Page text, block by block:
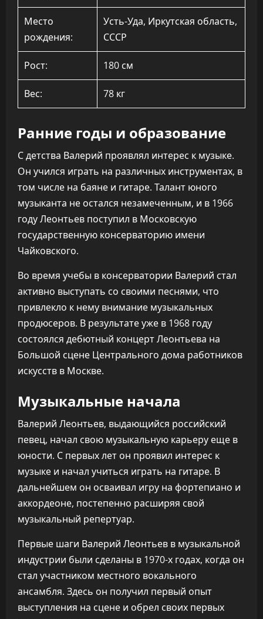
Место
рождения:
Усть-Уда, Иркутская область,
СССР
Рост: 180 см
Вес: 78 кг
Ранние годы и образование
С детства Валерий проявлял интерес к музыке.
Он учился играть на различных инструментах, в
том числе на баяне и гитаре. Талант юного
музыканта не остался незамеченным, и в 1966
году Леонтьев поступил в Московскую
государственную консерваторию имени
Чайковского.
Во время учебы в консерватории Валерий стал
активно выступать со своими песнями, что
привлекло к нему внимание музыкальных
продюсеров. В результате уже в 1968 году
состоялся дебютный концерт Леонтьева на
Большой сцене Центрального дома работников
искусств в Москве.
Музыкальные начала
Валерий Леонтьев, выдающийся российский
певец, начал свою музыкальную карьеру еще в
юности. С первых лет он проявил интерес к
музыке и начал учиться играть на гитаре. В
дальнейшем он осваивал игру на фортепиано и
аккордеоне, постепенно расширяя свой
музыкальный репертуар.
Первые шаги Валерий Леонтьев в музыкальной
индустрии были сделаны в 1970-х годах, когда он
стал участником местного вокального
ансамбля. Здесь он получил первый опыт
выступления на сцене и обрел своих первых